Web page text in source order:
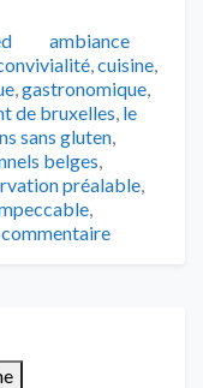
Tags
ambiance
,cuisine,
,gastronomique,
de bruxelles, le
sans gluten,
belges,
préalable,
,
commentaire